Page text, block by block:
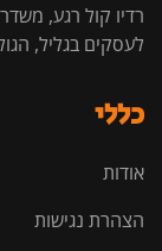
רדיו קול רגע,
לעסקים בגליל,
כללי
אודות
הצהרת נגישות